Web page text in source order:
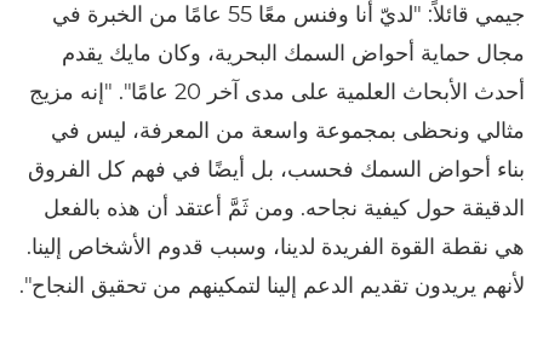
جيمي قائلاً: "لديّ أنا وفنس معًا 55 عامًا من الخبرة في
مجال حماية أحواض السمك البحرية، وكان مايك يقدم
أحدث الأبحاث العلمية على مدى آخر 20 عامًا". "إنه مزيج
مثالي ونحظى بمجموعة واسعة من المعرفة، ليس في
بناء أحواض السمك فحسب، بل أيضًا في فهم كل الفروق
الدقيقة حول كيفية نجاحه. ومن ثَمَّ أعتقد أن هذه بالفعل
هي نقطة القوة الفريدة لدينا، وسبب قدوم الأشخاص إلينا.
لأنهم يريدون تقديم الدعم إلينا لتمكينهم من تحقيق النجاح".